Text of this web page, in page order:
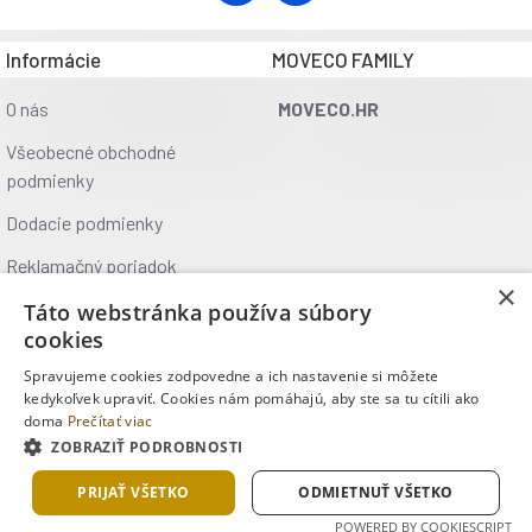
Vďaka neutrálnym farbám a jednoduchému vzhľadu sa stôl
spoločenské udalosti.
Perfektné riešenie pre každú akciu
Táto skladacia sada kombinuje funkčnosť, odolnosť a
estetiku v jednom. Či už ju použijete na rodinné stretnutie,
poskytne vám maximálne pohodlie a jednoduchú
manipuláciu.
Parametre stola NC1618:
Materiál: PVC, oceľ
Rozmery rozloženého stola:
Dĺžka: 180 cm
Šírka: 74 cm
Výška: 73 cm
Rozmery zloženého stola:
Dĺžka: 91 cm
Informácie
O nás
Všeobecné obchodné
podmienky
Dodacie podmienky
Reklamačný poriadok
Ochrana údajov
Kontakt
Kde nás nájdete
MOVECO FAMILY
MOVECO.HR
Copyright © 2025, MOVECO s.r.o., Všetky práva vyhradené
×
Táto webstránka používa súbory
cookies
Spravujeme cookies zodpovedne a ich nastavenie si môžete
kedykoľvek upraviť. Cookies nám pomáhajú, aby ste sa tu cítili ako
doma Prečítať viac
ZOBRAZIŤ PODROBNOSTI
PRIJAŤ VŠETKO ODMIETNUŤ VŠETKO
POWERED BY COOKIESCRIPT